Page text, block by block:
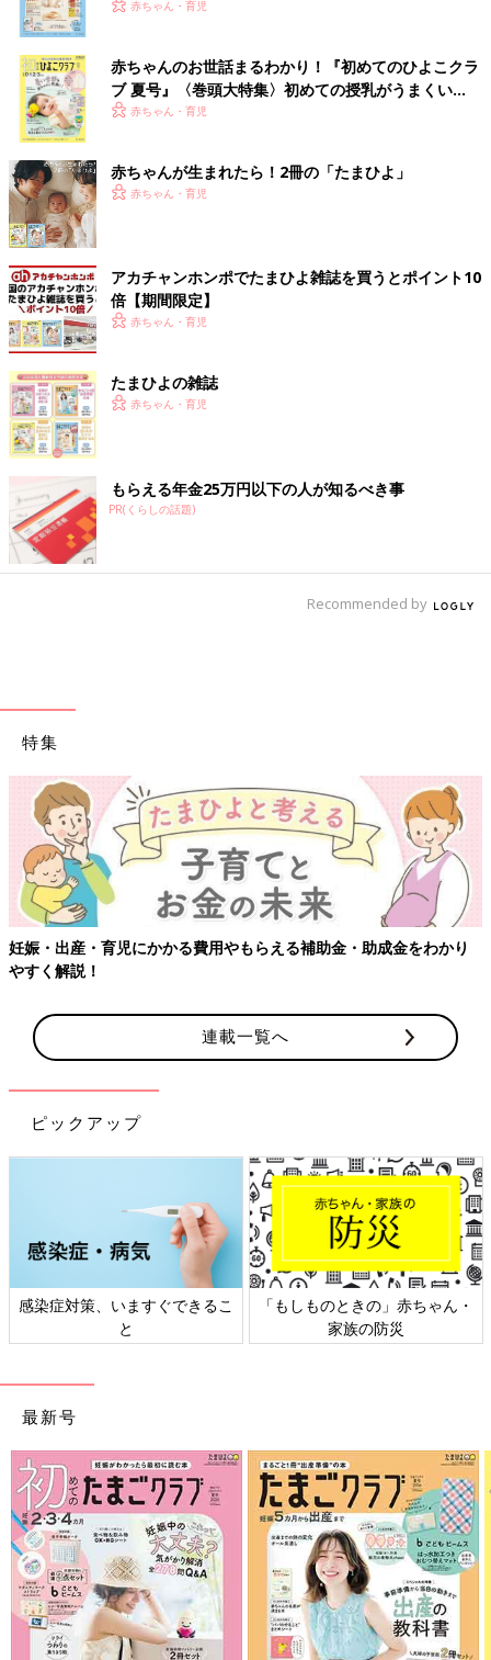
いっぱい！
赤ちゃん・育児
赤ちゃんのお世話まるわかり！『初めてのひよこクラ
ブ 夏号』〈巻頭大特集〉初めての授乳がうまくい
く！ おっぱい・ミルクの基本と夏のトラブル 解決テ
赤ちゃん・育児
赤ちゃんが生まれたら！2冊の「たまひよ」
赤ちゃん・育児
アカチャンホンポでたまひよ雑誌を買うとポイント10
倍【期間限定】
赤ちゃん・育児
たまひよの雑誌
赤ちゃん・育児
もらえる年金25万円以下の人が知るべき事
PR(くらしの話題)
Recommended by
特集
妊娠・出産・育児にかかる費用やもらえる補助金・助成金をわかり
やすく解説！
連載一覧へ
ピックアップ
感染症対策、いますぐできるこ
と
「もしものときの」赤ちゃん・
家族の防災
最新号